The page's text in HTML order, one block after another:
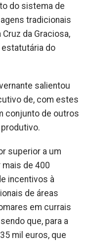
do sistema de
tradicionais
da Graciosa,
do
salientou
de, com estes
conjunto de outros
superior a um
de 400
incentivos à
de áreas
em currais
que, para a
mil euros, que